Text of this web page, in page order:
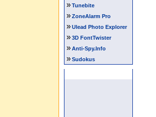
»Tunebite
»ZoneAlarm Pro
»Ulead Photo Explorer
»3D FontTwister
»Anti-Spy.Info
»Sudokus